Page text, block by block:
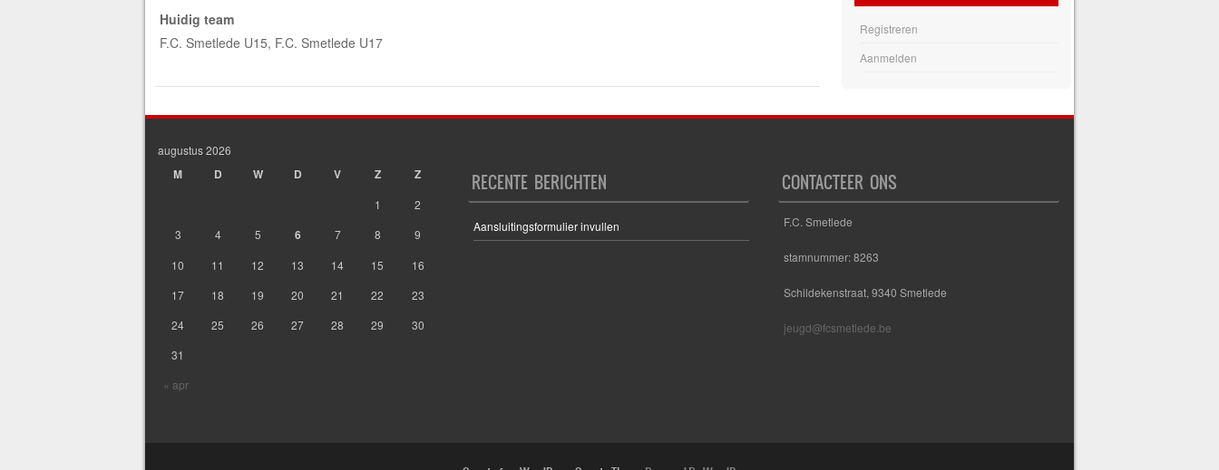
Huidig team
F.C. Smetlede U15, F.C. Smetlede U17
Registreren
Aanmelden
augustus 2026
M D W D V Z Z
« apr
1
2
3
4 5 6 7 8
9
10
11 12 13 14 15
16
17
18 19 20 21 22
23
24
25 26 27 28 29
30
31
RECENTE BERICHTEN
Aansluitingsformulier invullen
CONTACTEER ONS
F.C. Smetlede
stamnummer: 8263
Schildekenstraat, 9340 Smetlede
jeugd@fcsmetlede.be